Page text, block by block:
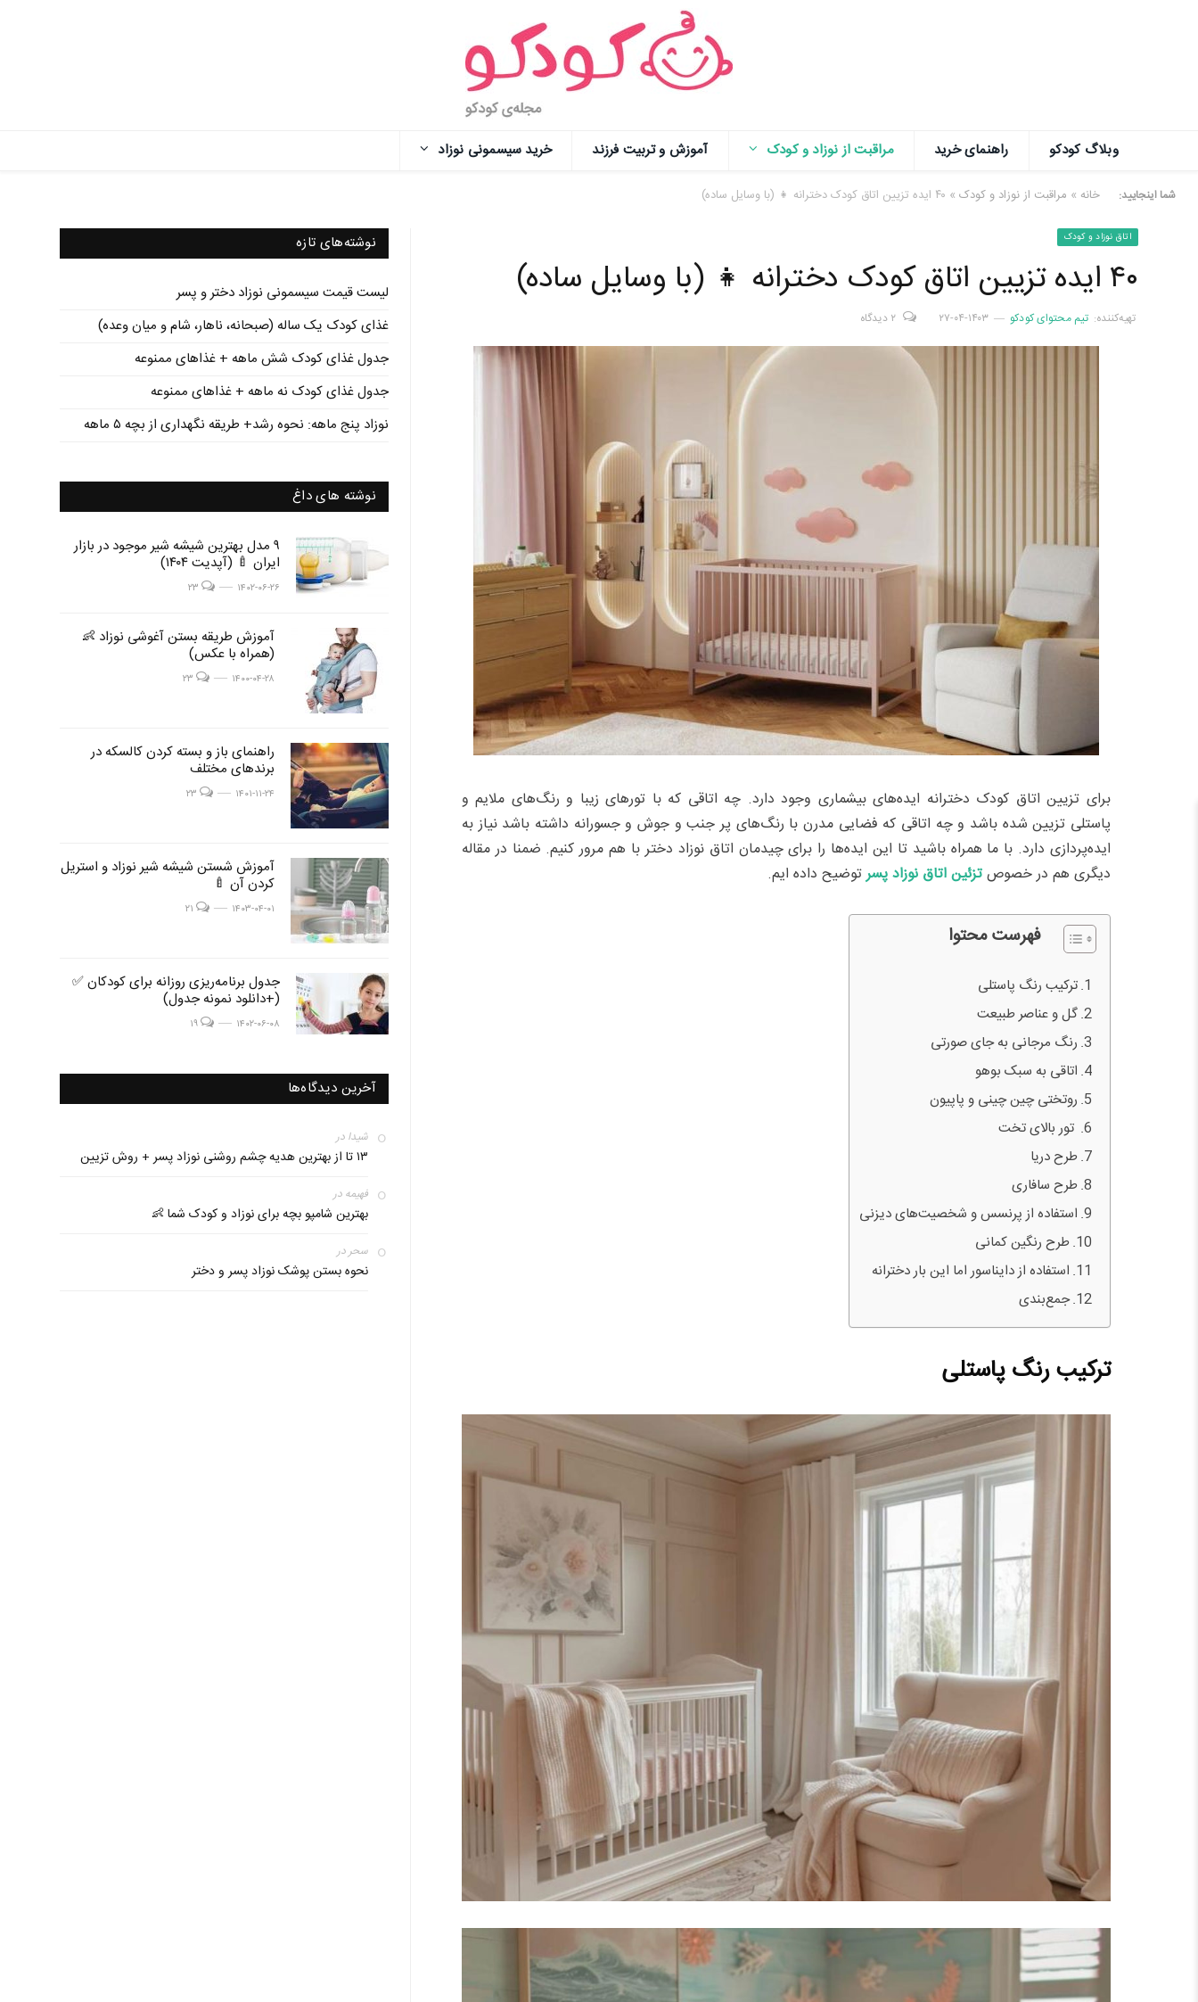
وبلاگ کودکو راهنمای خرید مراقبت از نوزاد و کودک آموزش و تربیت فرزند خرید سیسمونی نوزاد
شما اینجایید: خانه » مراقبت از نوزاد و کودک » ۴۰ ایده تزیین اتاق کودک دخترانه 👧 (با وسایل ساده)
اتاق نوزاد و کودک
۴۰ ایده تزیین اتاق کودک دخترانه 👧 (با وسایل ساده)
تهیه‌کننده: تیم محتوای کودکو ۱۴۰۳-۰۴-۲۷ ۲ دیدگاه
برای تزیین اتاق کودک دخترانه ایده‌های بیشماری وجود دارد. چه اتاقی که با تورهای زیبا و رنگ‌های ملایم و
پاستلی تزیین شده باشد و چه اتاقی که فضایی مدرن با رنگ‌های پر جنب و جوش و جسورانه داشته باشد نیاز به
ایده‌پردازی دارد. با ما همراه باشید تا این ایده‌ها را برای چیدمان اتاق نوزاد دختر با هم مرور کنیم. ضمنا در مقاله
دیگری هم در خصوصتزئین اتاق نوزاد پسرتوضیح داده ایم.
فهرست محتوا
ترکیب رنگ پاستلی
گل و عناصر طبیعت
رنگ مرجانی به جای صورتی
اتاقی به سبک بوهو
روتختی چین چینی و پاپیون
تور بالای تخت
طرح دریا
طرح سافاری
استفاده از پرنسس و شخصیت‌های دیزنی
طرح رنگین کمانی
استفاده از دایناسور اما این بار دخترانه
جمع‌بندی
ترکیب رنگ پاستلی
نوشته‌های تازه
لیست قیمت سیسمونی نوزاد دختر و پسر
غذای کودک یک ساله (صبحانه، ناهار، شام و میان وعده)
جدول غذای کودک شش ماهه + غذاهای ممنوعه
جدول غذای کودک نه ماهه + غذاهای ممنوعه
نوزاد پنج ماهه: نحوه رشد+ طریقه نگهداری از بچه ۵ ماهه
نوشته های داغ
post
image
۹ مدل بهترین شیشه شیر موجود در بازار
ایران 🍼 (آپدیت ۱۴۰۴) post
۱۴۰۲-۰۶-۲۶ ۲۳ post image
post
image
آموزش طریقه بستن آغوشی نوزاد 👶
(همراه با عکس)post
image ۱۴۰۰-۰۴-۲۸ ۲۳ post image
post
image
راهنمای باز و بسته کردن کالسکه در
برندهای مختلفpost
image ۱۴۰۱-۱۱-۲۴ ۲۳ post image
post
image
آموزش شستن شیشه شیر نوزاد و استریل
کردن آن 🍼
image ۱۴۰۳-۰۴-۰۱ ۲۱ post image
post
image
جدول برنامه‌ریزی روزانه برای کودکان ✅
(+دانلود نمونه جدول)post
۱۴۰۲-۰۶-۰۸ ۱۹ post image
آخرین دیدگاه‌ها
شیدا در
۱۳ ﺗﺎ از ﺑﻬﺘﺮﯾﻦ ﻫﺪﯾﻪ چشم روشنی نوزاد پسر + روش تزیین
فهیمه در
بهترین شامپو بچه برای نوزاد و کودک شما 👶
سحردر
نحوه بستن پوشک نوزاد پسر و دختر